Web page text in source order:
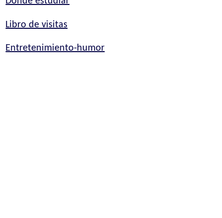
Libro de visitas
Entretenimiento-humor